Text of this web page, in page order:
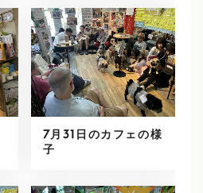
7月31日のカフェの様
子